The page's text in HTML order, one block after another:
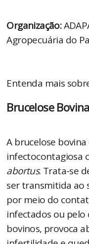
Organização:
Agropecuária do
Entenda mais
Brucelose Bovina
A brucelose
infectocontagiosa
abortus. Trata-se
ser transmitida ao
por meio do
infectados ou pelo
bovinos, provoca